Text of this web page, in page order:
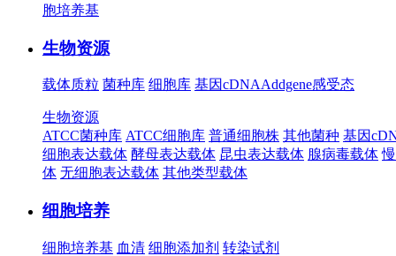
胞培养基
生物资源
载体质粒 菌种库 细胞库 基因cDNAAddgene感受态
生物资源
ATCC菌种库 ATCC细胞库 普通细胞株 其他菌种 基因
细胞表达载体 酵母表达载体 昆虫表达载体 腺病毒载体
体 无细胞表达载体 其他类型载体
细胞培养
细胞培养基 血清 细胞添加剂 转染试剂